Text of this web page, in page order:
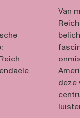
Van
deze